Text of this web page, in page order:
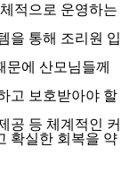
적으로 운영하는
을 통해 조리원 입
에 산모님들께
고 보호받아야 할
공 등 체계적인 커
확실한 회복을 약